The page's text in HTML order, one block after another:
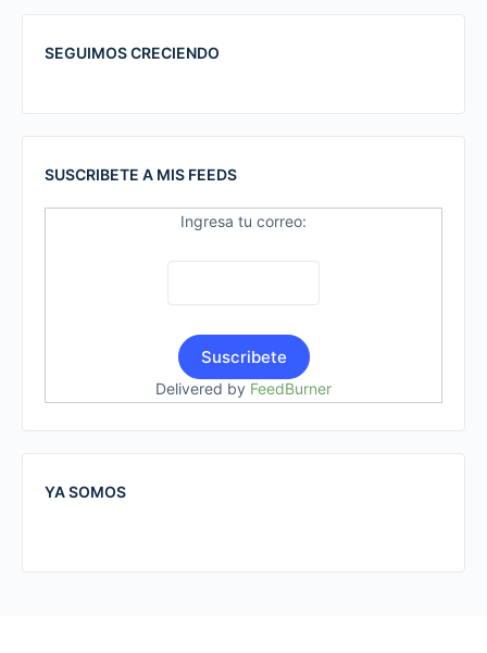
SEGUIMOS CRECIENDO
SUSCRIBETE A MIS FEEDS
Ingresa tu correo:
Delivered by FeedBurner
YA SOMOS